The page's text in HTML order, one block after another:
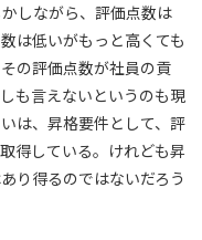
しながら、評価点数は
は低いがもっと高くても
の評価点数が社員の貢
も言えないというのも現
は、昇格要件として、評
得している。けれども昇
り得るのではないだろう